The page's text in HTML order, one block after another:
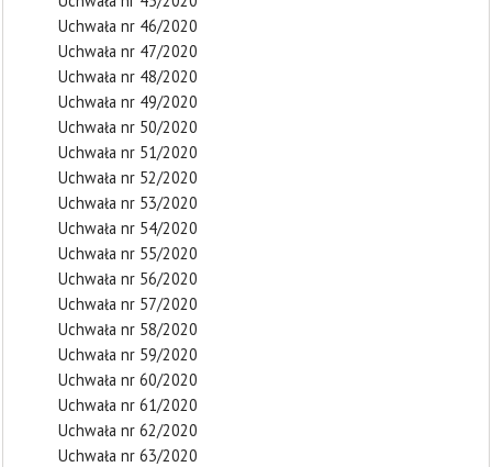
Uchwała nr 46/2020
Uchwała nr 47/2020
Uchwała nr 48/2020
Uchwała nr 49/2020
Uchwała nr 50/2020
Uchwała nr 51/2020
Uchwała nr 52/2020
Uchwała nr 53/2020
Uchwała nr 54/2020
Uchwała nr 55/2020
Uchwała nr 56/2020
Uchwała nr 57/2020
Uchwała nr 58/2020
Uchwała nr 59/2020
Uchwała nr 60/2020
Uchwała nr 61/2020
Uchwała nr 62/2020
Uchwała nr 63/2020